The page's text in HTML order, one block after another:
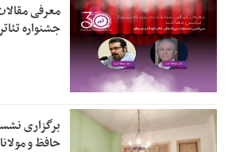
معرفی
جشنواره
برگزاری
حافظ و